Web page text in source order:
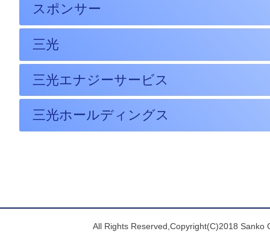
スポンサー
三光
三光エナジーサービス
三光ホールディングス
All Rights Reserved,Copyright(C)2018 Sanko